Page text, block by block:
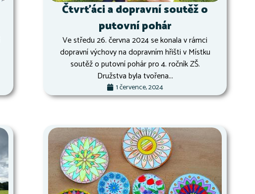
Čtvrťáci a dopravní soutěž o
putovní pohár
Ve středu 26. června 2024 se konala v rámci
dopravní výchovy na dopravním hřišti v Místku
soutěž o putovní pohár pro 4. ročník ZŠ.
Družstva byla tvořena...
1 července, 2024